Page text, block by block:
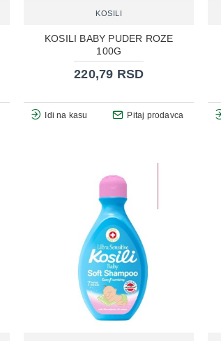
KOSILI
KOSILI BABY PUDER ROZE
100G
220,79 RSD
Idi na kasu Pitaj prodavca